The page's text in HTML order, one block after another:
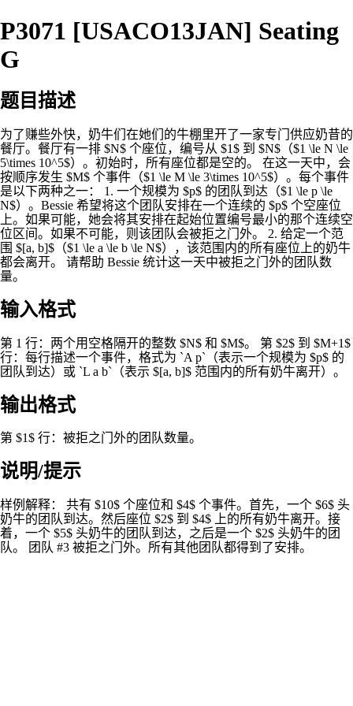
P3071 [USACO13JAN] Seating
G
题目描述
为了赚些外快，奶牛们在她们的牛棚里开了一家专门供应奶昔的
餐厅。餐厅有一排 $N$ 个座位，编号从 $1$ 到 $N$（$1 \le N \le
5\times 10^5$）。初始时，所有座位都是空的。 在这一天中，会
按顺序发生 $M$ 个事件（$1 \le M \le 3\times 10^5$）。每个事件
是以下两种之一： 1. 一个规模为 $p$ 的团队到达（$1 \le p \le
N$）。Bessie 希望将这个团队安排在一个连续的 $p$ 个空座位
上。如果可能，她会将其安排在起始位置编号最小的那个连续空
位区间。如果不可能，则该团队会被拒之门外。 2. 给定一个范
围 $[a, b]$（$1 \le a \le b \le N$），该范围内的所有座位上的奶牛
都会离开。 请帮助 Bessie 统计这一天中被拒之门外的团队数
量。
输入格式
第 1 行：两个用空格隔开的整数 $N$ 和 $M$。 第 $2$ 到 $M+1$
行：每行描述一个事件，格式为 `A p`（表示一个规模为 $p$ 的
团队到达）或 `L a b`（表示 $[a, b]$ 范围内的所有奶牛离开）。
输出格式
第 $1$ 行：被拒之门外的团队数量。
说明/提示
样例解释： 共有 $10$ 个座位和 $4$ 个事件。首先，一个 $6$ 头
奶牛的团队到达。然后座位 $2$ 到 $4$ 上的所有奶牛离开。接
着，一个 $5$ 头奶牛的团队到达，之后是一个 $2$ 头奶牛的团
队。 团队 #3 被拒之门外。所有其他团队都得到了安排。